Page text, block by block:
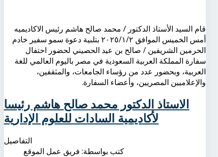
قام السيد الأستاذ الدكتور / محمد صالح هاشم رئيس الاكاديميه
أمس الخميس الموافق ٢٠٢٥/١/٢ بتلبية دعوة سمو سفير خادم
الحرمين الشريفين / صالح بن عيد الحصيني لحضور احتفال
سفارة المملكة العربية السعودية في مصر باليوم العالمي للغة
العربية، وبحضور عدد من رؤساء الجامعات، والمثقفين،
والإعلاميين المصريين، وأعضاء السفارة.
الاستاذ الدكتور محمد صالح هاشم رئيسا
لأكاديمية السادات للعلوم الإدارية
التفاصيل
كتب بواسطة: فريق عمل الموقع